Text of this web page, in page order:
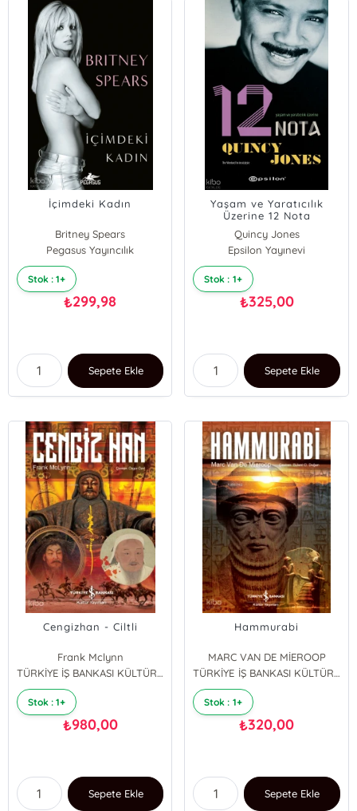
İçimdeki Kadın
Britney Spears
Pegasus Yayıncılık
Stok : 1+
₺299,98
Sepete Ekle
Yaşam ve Yaratıcılık
Üzerine 12 Nota
Quincy Jones
Epsilon Yayınevi
Stok : 1+
₺325,00
Sepete Ekle
Cengizhan - Ciltli
Frank Mclynn
TÜRKİYE İŞ BANKASI KÜLTÜR YAYINLARI
Stok : 1+
₺980,00
Sepete Ekle
Hammurabi
MARC VAN DE MİEROOP
TÜRKİYE İŞ BANKASI KÜLTÜR YAYINLARI
Stok : 1+
₺320,00
Sepete Ekle